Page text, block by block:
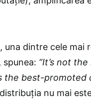
una dintre cele mai
spunea: “It’s not
the best-promoted
nu mai